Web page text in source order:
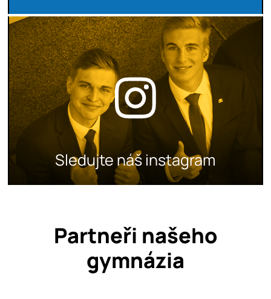
Sledujte náš instagram
Partneři našeho
gymnázia